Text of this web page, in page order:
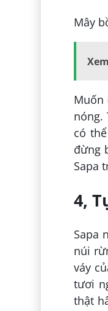
Mây
Muốn
nóng.
có
đừng
Sapa
4,
Sapa
núi
váy
tươi
thật